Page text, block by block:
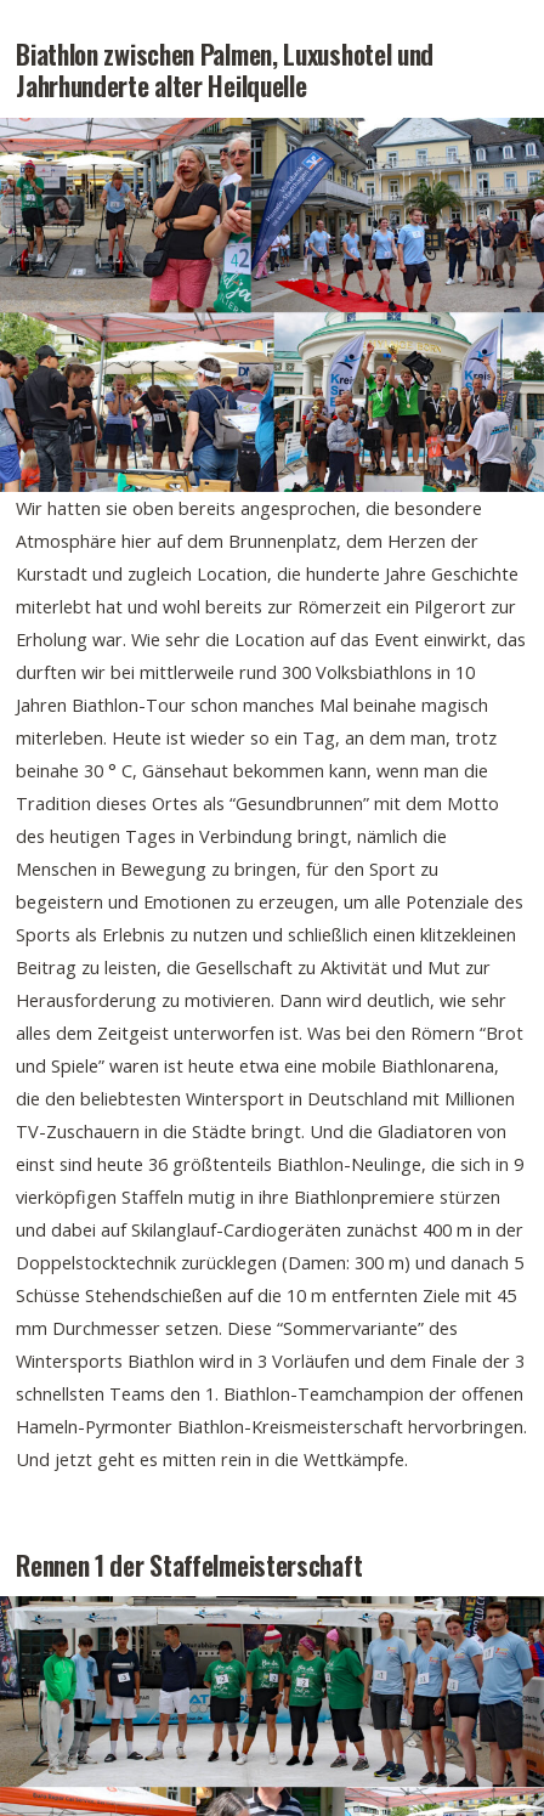
Biathlon zwischen Palmen, Luxushotel und
Jahrhunderte alter Heilquelle
Wir hatten sie oben bereits angesprochen, die besondere
Atmosphäre hier auf dem Brunnenplatz, dem Herzen der
Kurstadt und zugleich Location, die hunderte Jahre Geschichte
miterlebt hat und wohl bereits zur Römerzeit ein Pilgerort zur
Erholung war. Wie sehr die Location auf das Event einwirkt, das
durften wir bei mittlerweile rund 300 Volksbiathlons in 10
Jahren Biathlon-Tour schon manches Mal beinahe magisch
miterleben. Heute ist wieder so ein Tag, an dem man, trotz
beinahe 30 ° C, Gänsehaut bekommen kann, wenn man die
Tradition dieses Ortes als “Gesundbrunnen” mit dem Motto
des heutigen Tages in Verbindung bringt, nämlich die
Menschen in Bewegung zu bringen, für den Sport zu
begeistern und Emotionen zu erzeugen, um alle Potenziale des
Sports als Erlebnis zu nutzen und schließlich einen klitzekleinen
Beitrag zu leisten, die Gesellschaft zu Aktivität und Mut zur
Herausforderung zu motivieren. Dann wird deutlich, wie sehr
alles dem Zeitgeist unterworfen ist. Was bei den Römern “Brot
und Spiele” waren ist heute etwa eine mobile Biathlonarena,
die den beliebtesten Wintersport in Deutschland mit Millionen
TV-Zuschauern in die Städte bringt. Und die Gladiatoren von
einst sind heute 36 größtenteils Biathlon-Neulinge, die sich in 9
vierköpfigen Staffeln mutig in ihre Biathlonpremiere stürzen
und dabei auf Skilanglauf-Cardiogeräten zunächst 400 m in der
Doppelstocktechnik zurücklegen (Damen: 300 m) und danach 5
Schüsse Stehendschießen auf die 10 m entfernten Ziele mit 45
mm Durchmesser setzen. Diese “Sommervariante” des
Wintersports Biathlon wird in 3 Vorläufen und dem Finale der 3
schnellsten Teams den 1. Biathlon-Teamchampion der offenen
Hameln-Pyrmonter Biathlon-Kreismeisterschaft hervorbringen.
Und jetzt geht es mitten rein in die Wettkämpfe.
Rennen 1 der Staffelmeisterschaft